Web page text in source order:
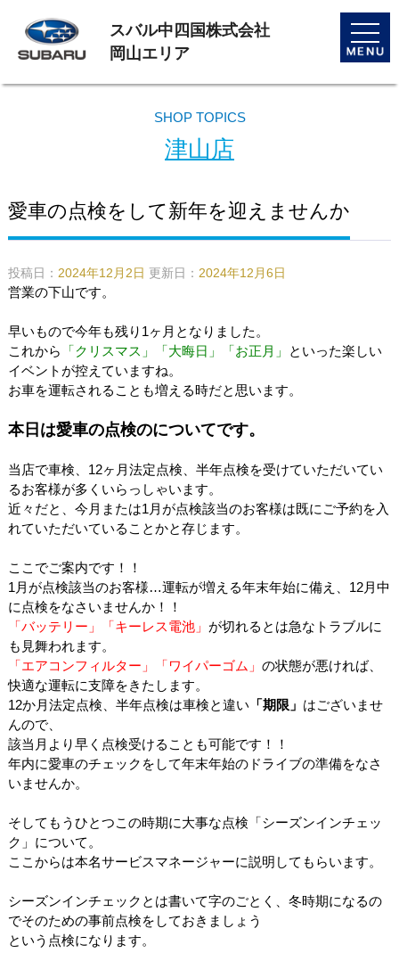
toggle
スバル中四国株式会社
岡山エリア
SHOP TOPICS
津山店
愛車の点検をして新年を迎えませんか
投稿日： 2024年12月2日 更新日： 2024年12月6日
営業の下山です。
早いもので今年も残り1ヶ月となりました。
これから
「クリスマス」「大晦日」「お正月」
といった楽しい
イベントが控えていますね。
お車を運転されることも増える時だと思います。
本日は愛車の点検のについてです。
当店で車検、12ヶ月法定点検、半年点検を受けていただいてい
るお客様が多くいらっしゃいます。
近々だと、今月または1月が点検該当のお客様は既にご予約を入
れていただいていることかと存じます。
ここでご案内です！！
1月が点検該当のお客様…運転が増える年末年始に備え、12月中
に点検をなさいませんか！！
「バッテリー」「キーレス電池」 が切れるとは急なトラブルに
も見舞われます。
「エアコンフィルター」「ワイパーゴム」 の状態が悪ければ、
快適な運転に支障をきたします。
12か月法定点検、半年点検は車検と違い 「期限」 はございませ
んので、
該当月より早く点検受けることも可能です！！
年内に愛車のチェックをして年末年始のドライブの準備をなさ
いませんか。
そしてもうひとつこの時期に大事な点検「シーズンインチェッ
ク」について。
ここからは本名サービスマネージャーに説明してもらいます。
シーズンインチェックとは書いて字のごとく、冬時期になるの
でそのための事前点検をしておきましょう
という点検になります。